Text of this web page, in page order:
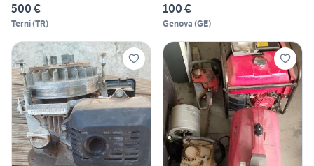
500 €
Terni(TR)
100 €
Genova (GE)